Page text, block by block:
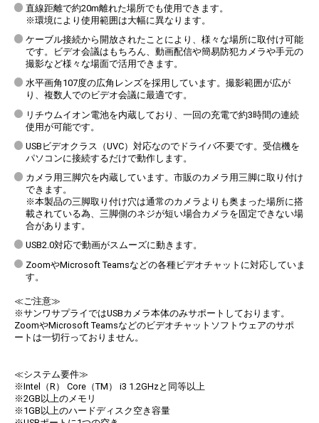
声をしっかり拾うマイク付き
レンズの隣にマイクを搭載しており、声をしっかり拾って相手に届けられます。また、レンズの下に電源ボ
載。ペアリングは予め完了した状態ですが、万一接続が切れた場合はこのボタンで再接続を行えます。
直線距離で約20m離れた場所でも使用できます。
※環境により使用範囲は大幅に異なります。
ケーブル接続から開放されたことにより、様々な場所に取付け可能
です。ビデオ会議はもちろん、動画配信や簡易防犯カメラや手元の
撮影など様々な場面で活用できます。
水平画角107度の広角レンズを採用しています。撮影範囲が広が
り、複数人でのビデオ会議に最適です。
リチウムイオン電池を内蔵しており、一回の充電で約3時間の連続
使用が可能です。
USBビデオクラス（UVC）対応なのでドライバ不要です。受信機を
パソコンに接続するだけで動作します。
カメラ用三脚穴を内蔵しています。市販のカメラ用三脚に取り付け
できます。
※本製品の三脚取り付け穴は通常のカメラよりも奥まった場所に搭
載されている為、三脚側のネジが短い場合カメラを固定できない場
合があります。
USB2.0対応で動画がスムーズに動きます。
ZoomやMicrosoft Teamsなどの各種ビデオチャットに対応していま
す。
≪ご注意≫
※サンワサプライではUSBカメラ本体のみサポートしております。
ZoomやMicrosoft Teamsなどのビデオチャットソフトウェアのサポ
ートは一切行っておりません。
≪システム要件≫
※Intel（R） Core（TM） i3 1.2GHzと同等以上
※2GB以上のメモリ
※1GB以上のハードディスク空き容量